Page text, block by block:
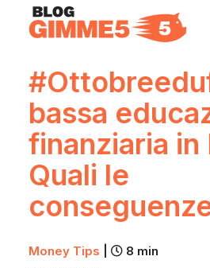
Money Tips
Investment Pills
Lifestyle
bassa
finanziaria in
Quali le
Money Tips 8 min